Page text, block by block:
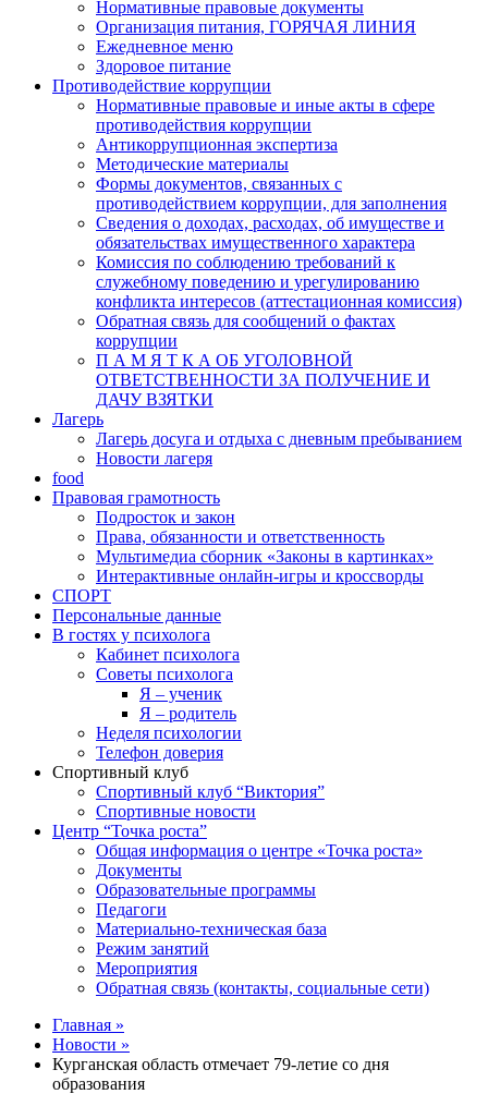
Нормативные правовые документы
Организация питания, ГОРЯЧАЯ ЛИНИЯ
Ежедневное меню
Здоровое питание
Противодействие коррупции
Нормативные правовые и иные акты в сфере
противодействия коррупции
Антикоррупционная экспертиза
Методические материалы
Формы документов, связанных с
противодействием коррупции, для заполнения
Сведения о доходах, расходах, об имуществе и
обязательствах имущественного характера
Комиссия по соблюдению требований к
служебному поведению и урегулированию
конфликта интересов (аттестационная комиссия)
Обратная связь для сообщений о фактах
коррупции
П А М Я Т К А ОБ УГОЛОВНОЙ
ОТВЕТСТВЕННОСТИ ЗА ПОЛУЧЕНИЕ И
ДАЧУ ВЗЯТКИ
Лагерь
Лагерь досуга и отдыха с дневным пребыванием
Новости лагеря
food
Правовая грамотность
Подросток и закон
Права, обязанности и ответственность
Мультимедиа сборник «Законы в картинках»
Интерактивные онлайн-игры и кроссворды
СПОРТ
Персональные данные
В гостях у психолога
Кабинет психолога
Советы психолога
Я – ученик
Я – родитель
Неделя психологии
Телефон доверия
Спортивный клуб
Спортивный клуб “Виктория”
Спортивные новости
Центр “Точка роста”
Общая информация о центре «Точка роста»
Документы
Образовательные программы
Педагоги
Материально-техническая база
Режим занятий
Мероприятия
Обратная связь (контакты, социальные сети)
Главная »
Новости »
Курганская область отмечает 79-летие со дня
образования